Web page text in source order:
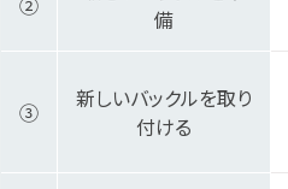
備
③
新しいバックルを取り
付ける